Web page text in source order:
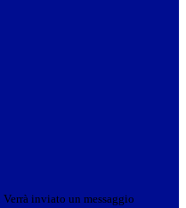
Verrà inviato un messaggio